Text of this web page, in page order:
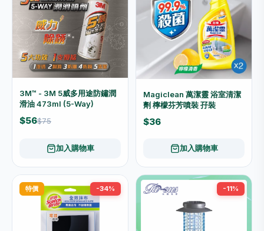
3M™ - 3M 5威多用途防鏽潤
滑油 473ml (5-Way)
$56$75
加入購物車
Magiclean 萬潔靈 浴室清潔
劑 檸檬芬芳噴裝 孖裝
$36
加入購物車
特價 -34% -11%